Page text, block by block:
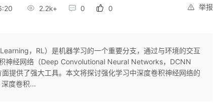
举报
2.2k+ 0 0
，RL）是机器学习的一个重要分支，通过与环境的交互
神经网络（Deep Convolutional Neural Networks，DCNN
提供了强大工具。本文将探讨强化学习中深度卷积神经网络的
度卷积...